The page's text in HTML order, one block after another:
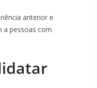
anterior e
a pessoas com